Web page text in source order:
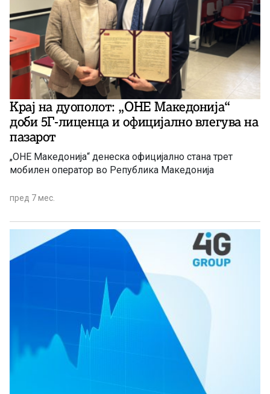
Крај на дуополот: „ОНЕ Македонија“
доби 5Г-лиценца и официјално влегува на
пазарот
„ОНЕ Македонија“ денеска официјално стана трет
мобилен оператор во Република Македонија
пред 7 мес.